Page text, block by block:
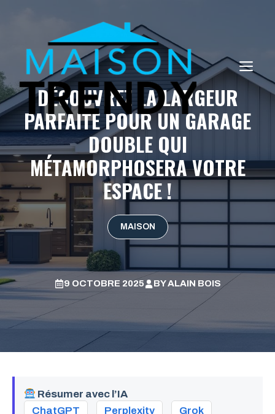
DÉCOUVREZ LA LARGEUR
PARFAITE POUR UN GARAGE
DOUBLE QUI
MÉTAMORPHOSERA VOTRE
ESPACE !
MAISON
9 OCTOBRE 2025 BYALAIN BOIS
Résumer avec l’IA
ChatGPT
Perplexity
Grok